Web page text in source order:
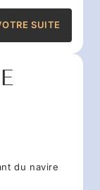
SUITE
du navire